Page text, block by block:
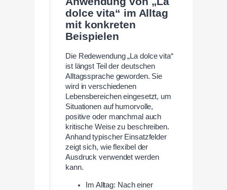
dolce vita“ im Alltag
mit konkreten
Beispielen
Die Redewendung „La dolce vita“
ist längst Teil der deutschen
Alltagssprache geworden. Sie
wird in verschiedenen
Lebensbereichen eingesetzt, um
Situationen auf humorvolle,
positive oder manchmal auch
kritische Weise zu beschreiben.
Anhand typischer Einsatzfelder
zeigt sich, wie flexibel der
Ausdruck verwendet werden
kann.
Im Alltag: Nach einer